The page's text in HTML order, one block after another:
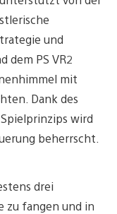
und
dem PS VR2
mit
Dank des
wird
beherrscht.
drei
zu fangen und in